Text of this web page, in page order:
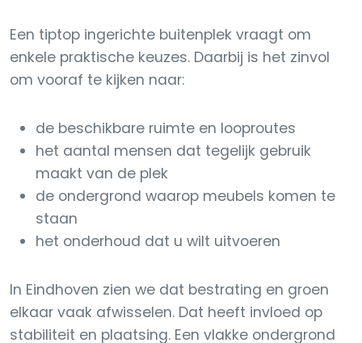
Een tiptop ingerichte buitenplek vraagt om
enkele praktische keuzes. Daarbij is het zinvol
om vooraf te kijken naar:
de beschikbare ruimte en looproutes
het aantal mensen dat tegelijk gebruik
maakt van de plek
de ondergrond waarop meubels komen te
staan
het onderhoud dat u wilt uitvoeren
In Eindhoven zien we dat bestrating en groen
elkaar vaak afwisselen. Dat heeft invloed op
stabiliteit en plaatsing. Een vlakke ondergrond